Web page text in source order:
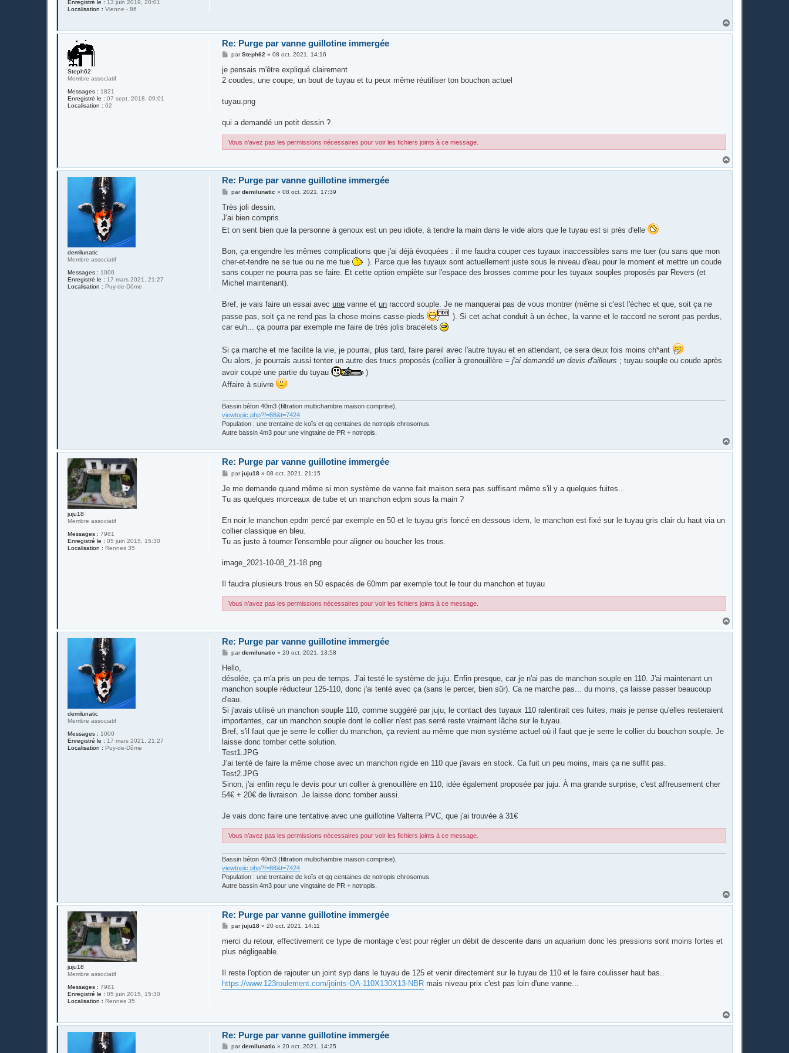
Enregistré le : 13 juin 2019, 20:01
Localisation : Vienne - 86
a
Steph62
Membre associatif
Messages : 1821
Enregistré le : 07 sept. 2018, 09:01
Localisation : 62
Re: Purge par vanne guillotine immergée
M
s
s
a
parSteph62 »08 oct. 2021, 14:16
je pensais m'être expliqué clairement
2 coudes, une coupe, un bout de tuyau et tu peux même réutiliser ton bouchon actuel
tuyau.png
qui a demandé un petit dessin ?
Vous n’avez pas les permissions nécessaires pour voir les fichiers joints à ce message.
a
demilunatic
Membre associatif
Messages : 1000
Enregistré le : 17 mars 2021, 21:27
Localisation : Puy-de-Dôme
Re: Purge par vanne guillotine immergée
M
s
a
e
pardemilunatic »08 oct. 2021, 17:39
Très joli dessin.
J'ai bien compris.
Et on sent bien que la personne à genoux est un peu idiote, à tendre la main dans le vide alors que le tuyau est si près d'elle
Bon, ça engendre les mêmes complications que j'ai déjà évoquées : il me faudra couper ces tuyaux inaccessibles sans me tuer (ou sans que mon
cher-et-tendre ne se tue ou ne me tue
). Parce que les tuyaux sont actuellement juste sous le niveau d'eau pour le moment et mettre un coude
sans couper ne pourra pas se faire. Et cette option empiète sur l'espace des brosses comme pour les tuyaux souples proposés par Revers (et
Michel maintenant).
Bref, je vais faire un essai avecune vanne etun raccord souple. Je ne manquerai pas de vous montrer (même si c'est l'échec et que, soit ça ne
passe pas, soit ça ne rend pas la chose moins casse-pieds
). Si cet achat conduit à un échec, la vanne et le raccord ne seront pas perdus,
car euh... ça pourra par exemple me faire de très jolis bracelets
Si ça marche et me facilite la vie, je pourrai, plus tard, faire pareil avec l'autre tuyau et en attendant, ce sera deux fois moins ch*ant
Ou alors, je pourrais aussi tenter un autre des trucs proposés (collier à grenouillère= j'ai demandé un devis d'ailleurs ; tuyau souple ou coude après
avoir coupé une partie du tuyau
)
Affaire à suivre
Bassin béton 40m3 (filtration multichambre maison comprise),
viewtopic.php?f=88&t=7424
Population : une trentaine de koïs et qq centaines de notropis chrosomus.
Autre bassin 4m3 pour une vingtaine de PR + notropis.
a
juju18
Membre associatif
Messages : 7981
Enregistré le : 05 juin 2015, 15:30
Localisation : Rennes 35
Re: Purge par vanne guillotine immergée
M
s
a
parjuju18 »08 oct. 2021, 21:15
Je me demande quand même si mon système de vanne fait maison sera pas suffisant même s'il y a quelques fuites...
Tu as quelques morceaux de tube et un manchon edpm sous la main ?
En noir le manchon epdm percé par exemple en 50 et le tuyau gris foncé en dessous idem, le manchon est fixé sur le tuyau gris clair du haut via un
collier classique en bleu.
Tu as juste à tourner l'ensemble pour aligner ou boucher les trous.
image_2021-10-08_21-18.png
Il faudra plusieurs trous en 50 espacés de 60mm par exemple tout le tour du manchon et tuyau
Vous n’avez pas les permissions nécessaires pour voir les fichiers joints à ce message.
a
demilunatic
Membre associatif
Messages : 1000
Enregistré le : 17 mars 2021, 21:27
Localisation : Puy-de-Dôme
Re: Purge par vanne guillotine immergée
M
s
a
g
pardemilunatic »20 oct. 2021, 13:58
Hello,
désolée, ça m'a pris un peu de temps. J'ai testé le système de juju. Enfin presque, car je n'ai pas de manchon souple en 110. J'ai maintenant un
manchon souple réducteur 125-110, donc j'ai tenté avec ça (sans le percer, bien sûr). Ca ne marche pas... du moins, ça laisse passer beaucoup
d'eau.
Si j'avais utilisé un manchon souple 110, comme suggéré par juju, le contact des tuyaux 110 ralentirait ces fuites, mais je pense qu'elles resteraient
importantes, car un manchon souple dont le collier n'est pas serré reste vraiment lâche sur le tuyau.
Bref, s'il faut que je serre le collier du manchon, ça revient au même que mon système actuel où il faut que je serre le collier du bouchon souple. Je
laisse donc tomber cette solution.
Test1.JPG
J'ai tenté de faire la même chose avec un manchon rigide en 110 que j'avais en stock. Ca fuit un peu moins, mais ça ne suffit pas.
Test2.JPG
Sinon, j'ai enfin reçu le devis pour un collier à grenouillère en 110, idée également proposée par juju. À ma grande surprise, c'est affreusement cher
54€ + 20€ de livraison. Je laisse donc tomber aussi.
Je vais donc faire une tentative avec une guillotine Valterra PVC, que j'ai trouvée à 31€
Vous n’avez pas les permissions nécessaires pour voir les fichiers joints à ce message.
Bassin béton 40m3 (filtration multichambre maison comprise),
viewtopic.php?f=88&t=7424
Population : une trentaine de koïs et qq centaines de notropis chrosomus.
Autre bassin 4m3 pour une vingtaine de PR + notropis.
a
juju18
Membre associatif
Messages : 7981
Enregistré le : 05 juin 2015, 15:30
Localisation : Rennes 35
Re: Purge par vanne guillotine immergée
M
s
a
parjuju18 »20 oct. 2021, 14:11
merci du retour, effectivement ce type de montage c'est pour régler un débit de descente dans un aquarium donc les pressions sont moins fortes et
plus négligeable.
Il reste l'option de rajouter un joint syp dans le tuyau de 125 et venir directement sur le tuyau de 110 et le faire coulisser haut bas..
https://www.123roulement.com/joints-OA-110X130X13-NBR mais niveau prix c'est pas loin d'une vanne...
a
Re: Purge par vanne guillotine immergée
Mpardemilunatic »20 oct. 2021, 14:25